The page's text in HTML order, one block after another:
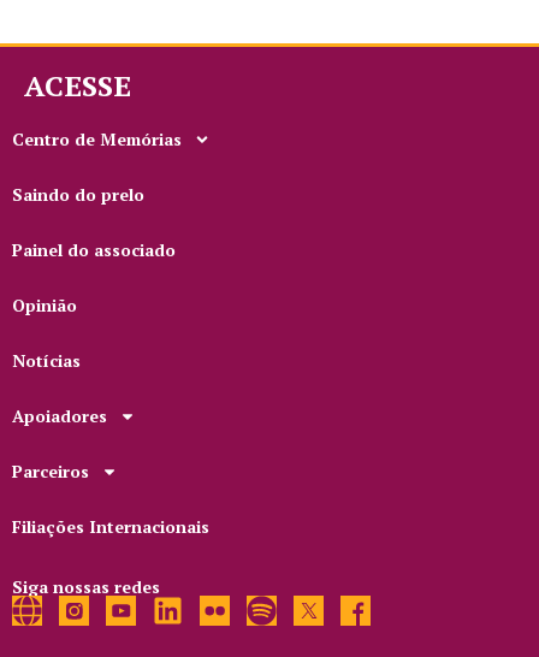
ACESSE
Centro de Memórias
Saindo do prelo
Painel do associado
Opinião
Notícias
Apoiadores
Parceiros
Filiações Internacionais
Siga nossas redes